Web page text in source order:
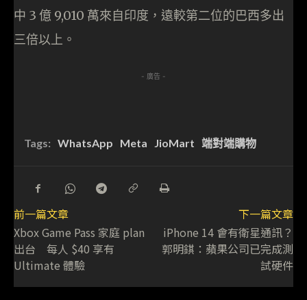
中 3 億 9,010 萬來自印度，遠較第二位的巴西多出
三倍以上。
- 廣告 -
Tags: WhatsApp Meta JioMart 端對端購物
前一篇文章
Xbox Game Pass 家庭 plan
出台 每人 $40 享有
Ultimate 體驗
下一篇文章
iPhone 14 會有衛星通訊？
郭明錤：蘋果公司已完成測
試硬件